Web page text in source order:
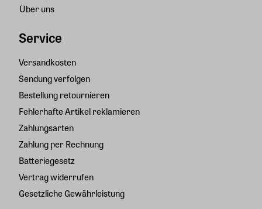
Über uns
Service
Versandkosten
Sendung verfolgen
Bestellung retournieren
Fehlerhafte Artikel reklamieren
Zahlungsarten
Zahlung per Rechnung
Batteriegesetz
Vertrag widerrufen
Gesetzliche Gewährleistung